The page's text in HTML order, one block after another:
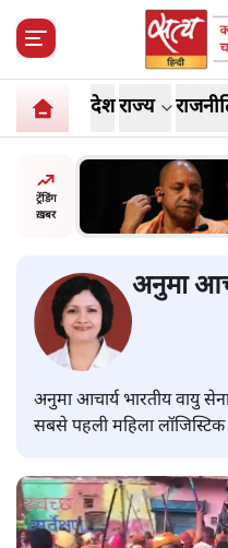
देशराज्य
ट्रेंडिंग
ख़बर
पर
अनुमा
अनुमा आचार्य भारतीय वायु
सबसे पहली महिला